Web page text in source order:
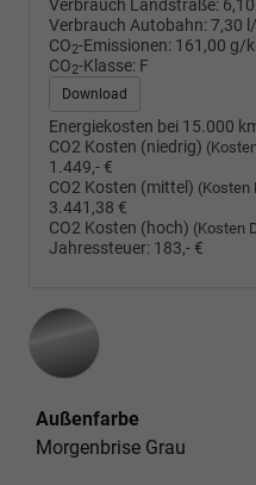
Verbrauch Landstraße:
Verbrauch Autobahn:7,30
CO2-Emissionen: 161,00 g/
CO2-Klasse: F
Download
Energiekosten bei 15.000
CO2 Kosten (niedrig)
1.449,- €
CO2 Kosten (mittel) (Kosten
3.441,38 €
CO2 Kosten (hoch) (Kosten
Jahressteuer: 183,- €
Außenfarbe
Morgenbrise Grau